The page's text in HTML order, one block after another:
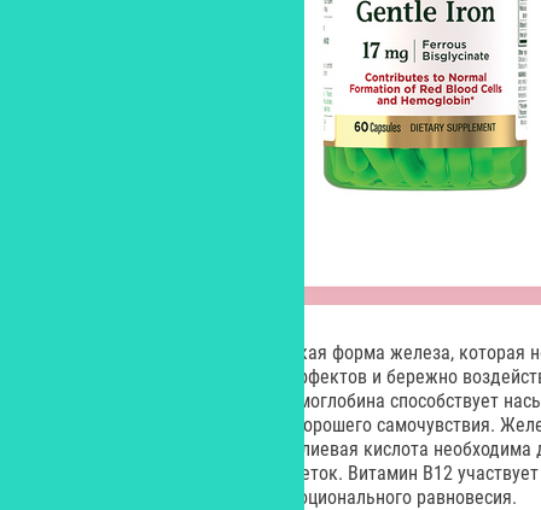
В БАДе используется органическая форма железа, которая
препаратов железа побочных эффектов и бережно
Сохранение высокого уровня гемоглобина способствует
клеток, поддержанию тонуса и хорошего самочувствия.
процессе синтеза коллагена. Фолиевая кислота
ДНК и регуляции обновления клеток. Витамин В12
кроветворения и поддержке эмоционального равновесия.